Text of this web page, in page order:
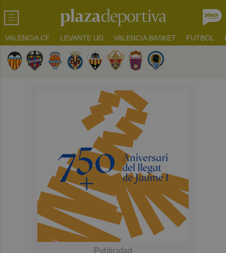
VALENCIA CF LEVANTE UD VALENCIA BASKET FUTBOL